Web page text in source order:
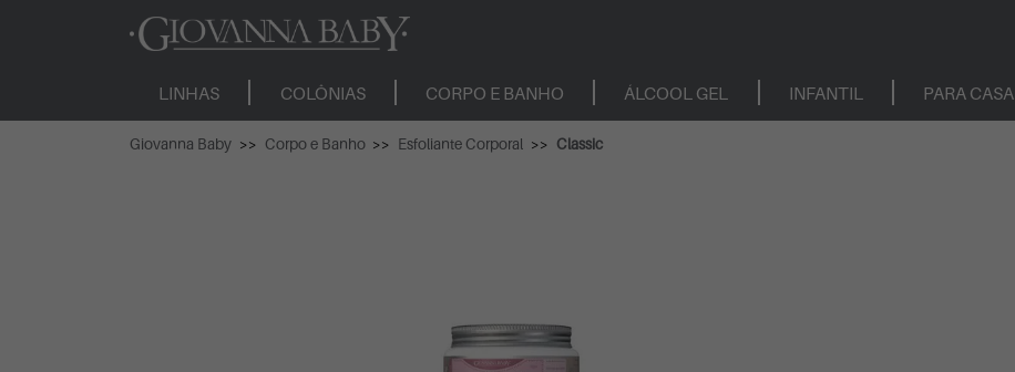
LINHAS COLÔNIAS CORPO E BANHO ÁLCOOL GEL INFANTIL PARA CASA
Giovanna Baby Corpo e Banho Esfoliante Corporal Classic